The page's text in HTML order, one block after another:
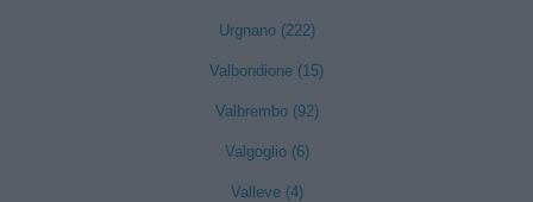
Urgnano (222)
Valbondione (15)
Valbrembo (92)
Valgoglio (6)
Valleve (4)